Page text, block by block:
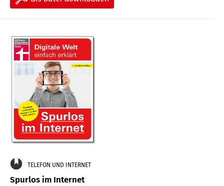
TELEFON UND INTERNET
Spurlos im Internet